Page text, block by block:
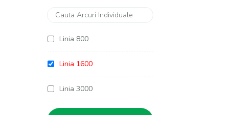
Linia 800
Linia 1600
Linia 3000